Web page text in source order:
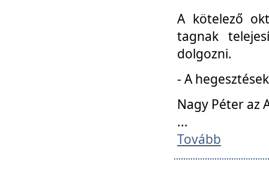
A kötelező
tagnak
dolgozni.
- A
Nagy Péter az
...
Tovább